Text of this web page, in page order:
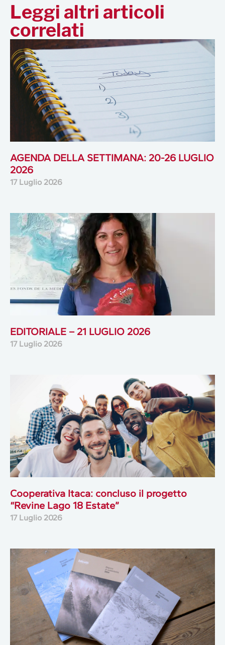
Leggi altri articoli
correlati
AGENDA DELLA SETTIMANA: 20-26 LUGLIO
2026
17 Luglio 2026
EDITORIALE – 21 LUGLIO 2026
17 Luglio 2026
Cooperativa Itaca: concluso il progetto
“Revine Lago 18 Estate”
17 Luglio 2026